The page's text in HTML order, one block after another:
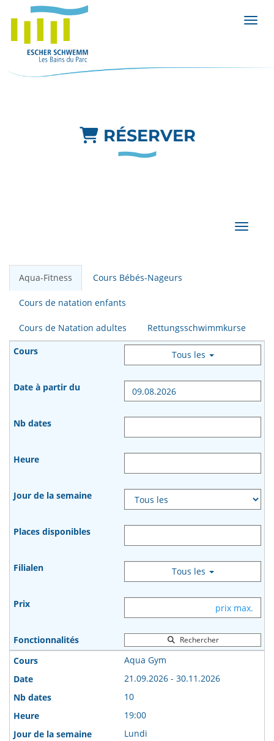
RÉSERVER
Aqua-Fitness Cours Bébés-Nageurs
Cours de natation enfants
Cours de Natation adultes Rettungsschwimmkurse
Tous les
Tous les
Rechercher
Aqua Gym
21.09.2026 - 30.11.2026
10
19:00
Lundi